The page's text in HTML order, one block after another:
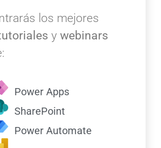
los mejores
y webinars
Power Apps
SharePoint
Power Automate